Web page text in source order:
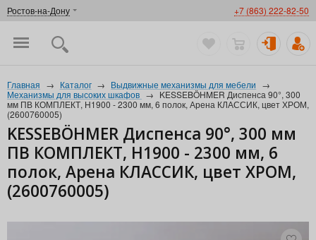
Ростов-на-Дону +7 (863) 222-82-50
Главная → Каталог → Выдвижные механизмы для мебели →
Механизмы для высоких шкафов → KESSEBÖHMER Диспенса 90°, 300
мм ПВ КОМПЛЕКТ, H1900 - 2300 мм, 6 полок, Арена КЛАССИК, цвет ХРОМ,
(2600760005)
KESSEBÖHMER Диспенса 90°, 300 мм
ПВ КОМПЛЕКТ, H1900 - 2300 мм, 6
полок, Арена КЛАССИК, цвет ХРОМ,
(2600760005)